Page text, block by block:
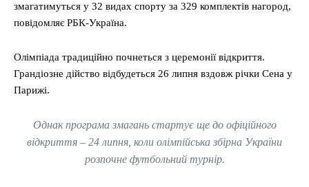
змагатимуться у 32 видах спорту за 329 комплектів нагород,
повідомляє РБК-Україна.
Олімпіада традиційно почнеться з церемонії відкриття.
Грандіозне дійство відбудеться 26 липня вздовж річки Сена у
Парижі.
Однак програма змагань стартує ще до офіційного
відкриття – 24 липня, коли олімпійська збірна України
розпочне футбольний турнір.